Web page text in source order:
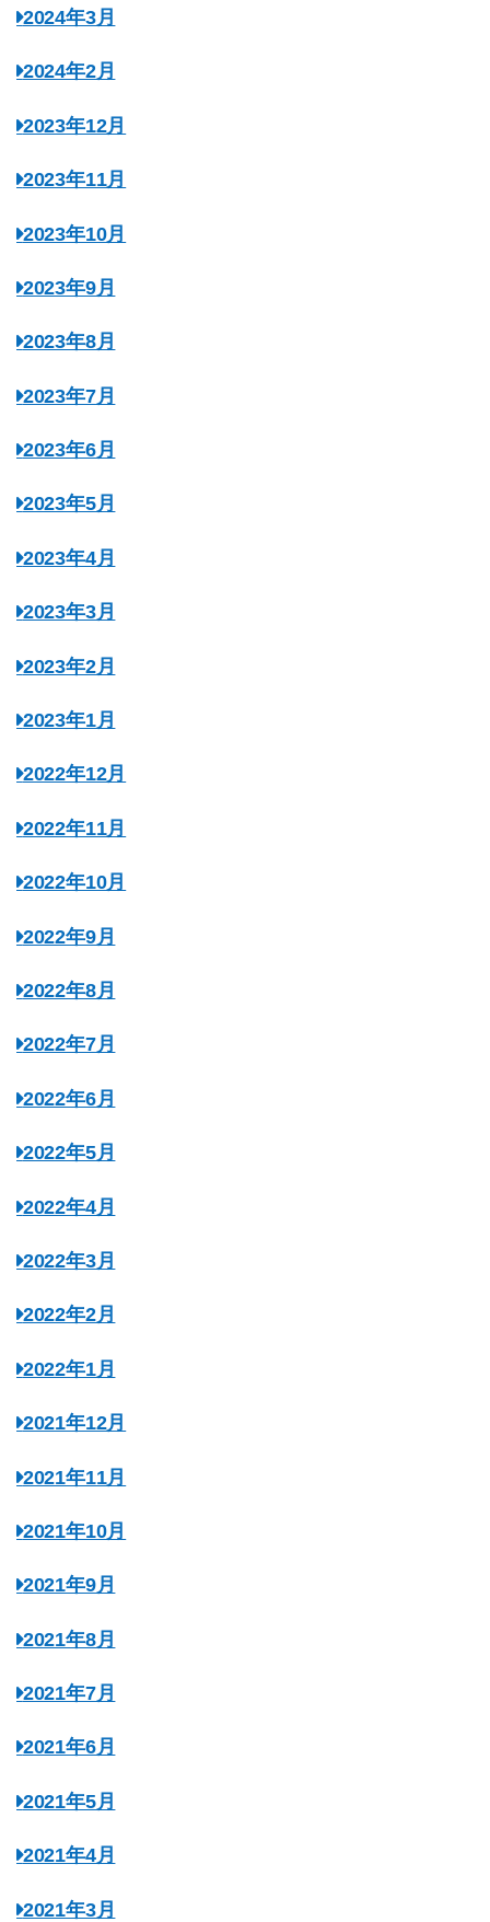
2024年3月
2024年2月
2023年12月
2023年11月
2023年10月
2023年9月
2023年8月
2023年7月
2023年6月
2023年5月
2023年4月
2023年3月
2023年2月
2023年1月
2022年12月
2022年11月
2022年10月
2022年9月
2022年8月
2022年7月
2022年6月
2022年5月
2022年4月
2022年3月
2022年2月
2022年1月
2021年12月
2021年11月
2021年10月
2021年9月
2021年8月
2021年7月
2021年6月
2021年5月
2021年4月
2021年3月